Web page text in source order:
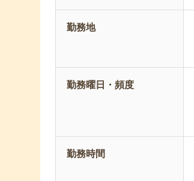
勤務地
勤務曜日・頻度
勤務時間